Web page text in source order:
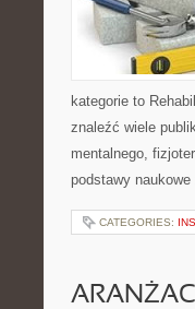
kategorie to
znaleźć wiele
mentalnego,
podstawy
CATEGORIES: